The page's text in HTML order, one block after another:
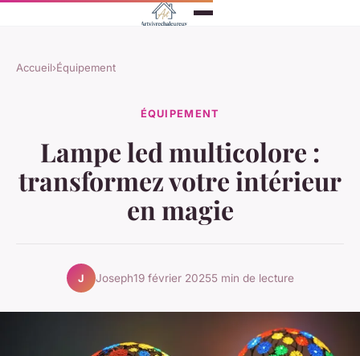
Accueil›Équipement
ÉQUIPEMENT
Lampe led multicolore :
transformez votre intérieur
en magie
J Joseph19 février 20255 min de lecture